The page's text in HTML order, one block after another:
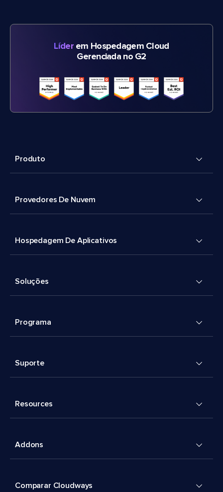
Líderem Hospedagem Cloud
Gerenciada no G2
Produto
Provedores De Nuvem
Hospedagem De Aplicativos
Soluções
Programa
Suporte
Resources
Addons
Comparar Cloudways